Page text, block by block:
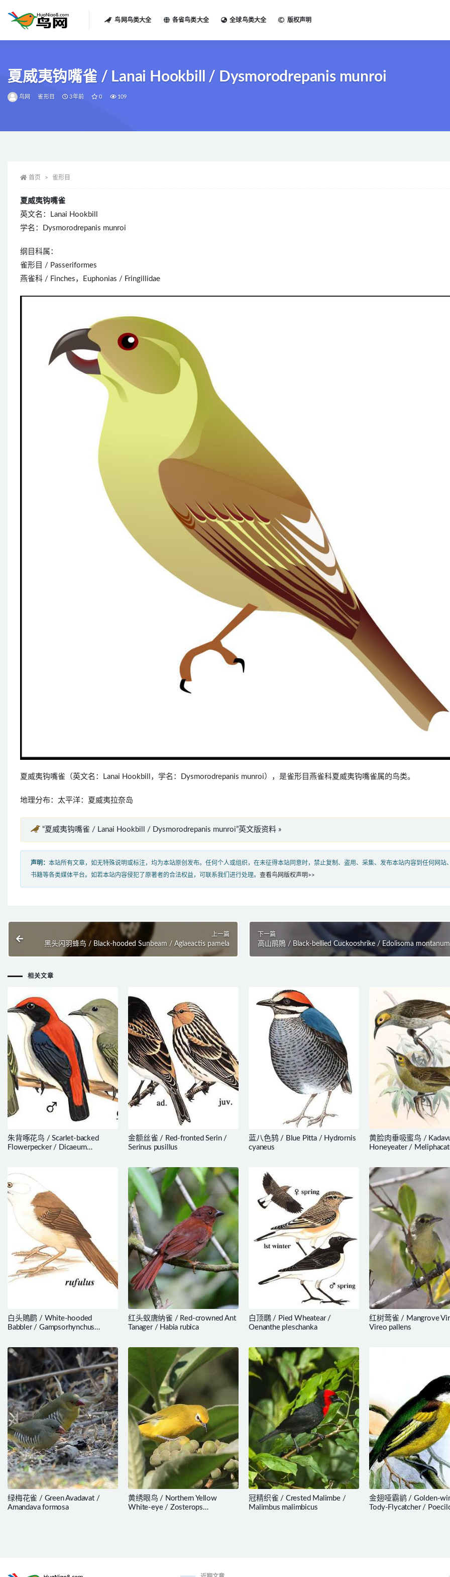
鸟网鸟类大全 各省鸟类大全 全球鸟类大全 版权声明
夏威夷钩嘴雀 / Lanai Hookbill / Dysmorodrepanis munroi
鸟网 雀形目 3年前 0 109
首页 雀形目
夏威夷钩嘴雀
英文名：Lanai Hookbill
学名：Dysmorodrepanis munroi
纲目科属：
雀形目 / Passeriformes
燕雀科 / Finches，Euphonias / Fringillidae
夏威夷钩嘴雀（英文名：Lanai Hookbill，学名：Dysmorodrepanis munroi），是雀形目燕雀科夏威夷钩嘴雀属的鸟类。
地理分布：太平洋：夏威夷拉奈岛
“夏威夷钩嘴雀 / Lanai Hookbill / Dysmorodrepanis munroi”英文版资料 »
声明： 本站所有文章，如无特殊说明或标注，均为本站原创发布。任何个人或组织，在未征得本站同意时，禁止复制、盗用、采集、发布本站内容到任何网站
书籍等各类媒体平台。如若本站内容侵犯了原著者的合法权益，可联系我们进行处理。 查看鸟网版权声明>>
上一篇
黑头闪羽蜂鸟 / Black-hooded Sunbeam / Aglaeactis pamela
下一篇
高山鹃鵙 / Black-bellied Cuckooshrike / Edolisoma montanum
相关文章
朱背啄花鸟 / Scarlet-backed
Flowerpecker / Dicaeum
金额丝雀 / Red-fronted Serin /
Serinus pusillus
蓝八色鸫 / Blue Pitta / Hydrornis
cyaneus
黄脸肉垂吸蜜鸟 /
Honeyeater /
白头鵙鹛 / White-hooded
Babbler / Gampsorhynchus
红头蚁唐纳雀 / Red-crowned Ant
Tanager / Habia rubica
白顶䳭 / Pied Wheatear /
Oenanthe pleschanka
红树莺雀 / Mangrove
Vireo pallens
绿梅花雀 / Green Avadavat /
Amandava formosa
黄绣眼鸟 / Northern Yellow
White-eye / Zosterops
冠精织雀 / Crested Malimbe /
Malimbus malimbicus
金翅哑霸鹟 / Golden-
Tody-Flycatcher /